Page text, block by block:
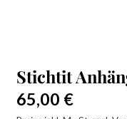
Stichtit
Regulärer Preis:
65,00 €